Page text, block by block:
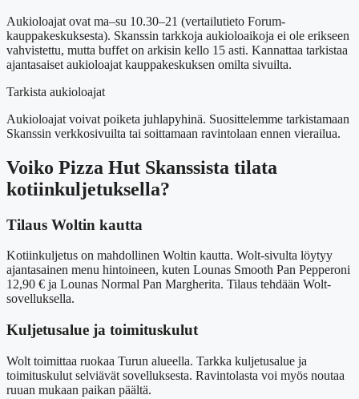
Aukioloajat ovat ma–su 10.30–21 (vertailutieto Forum-
kauppakeskuksesta). Skanssin tarkkoja aukioloaikoja ei ole erikseen
vahvistettu, mutta buffet on arkisin kello 15 asti. Kannattaa tarkistaa
ajantasaiset aukioloajat kauppakeskuksen omilta sivuilta.
Tarkista aukioloajat
Aukioloajat voivat poiketa juhlapyhinä. Suosittelemme tarkistamaan
Skanssin verkkosivuilta tai soittamaan ravintolaan ennen vierailua.
Voiko Pizza Hut Skanssista tilata
kotiinkuljetuksella?
Tilaus Woltin kautta
Kotiinkuljetus on mahdollinen Woltin kautta. Wolt-sivulta löytyy
ajantasainen menu hintoineen, kuten Lounas Smooth Pan Pepperoni
12,90 € ja Lounas Normal Pan Margherita. Tilaus tehdään Wolt-
sovelluksella.
Kuljetusalue ja toimituskulut
Wolt toimittaa ruokaa Turun alueella. Tarkka kuljetusalue ja
toimituskulut selviävät sovelluksesta. Ravintolasta voi myös noutaa
ruuan mukaan paikan päältä.